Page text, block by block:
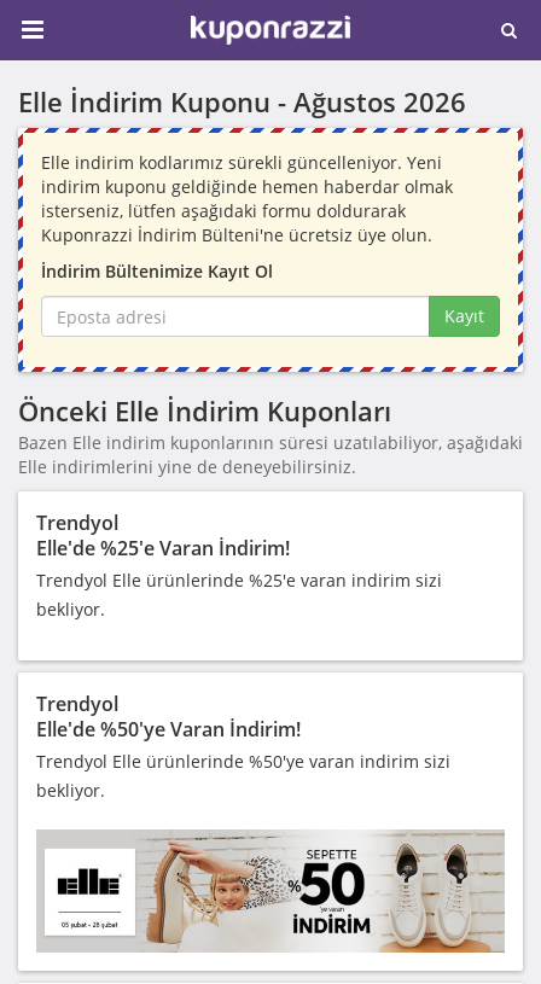
Elle İndirim Kuponu - Ağustos 2026
Elle indirim kodlarımız sürekli güncelleniyor. Yeni
indirim kuponu geldiğinde hemen haberdar olmak
isterseniz, lütfen aşağıdaki formu doldurarak
Kuponrazzi İndirim Bülteni'ne ücretsiz üye olun.
İndirim Bültenimize Kayıt Ol
Kayıt
Önceki Elle İndirim Kuponları
Bazen Elle indirim kuponlarının süresi uzatılabiliyor, aşağıdaki
Elle indirimlerini yine de deneyebilirsiniz.
Trendyol
Elle'de %25'e Varan İndirim!
Trendyol Elle ürünlerinde %25'e varan indirim sizi
bekliyor.
Trendyol
Elle'de %50'ye Varan İndirim!
Trendyol Elle ürünlerinde %50'ye varan indirim sizi
bekliyor.